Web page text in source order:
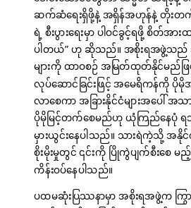
ဆက်ဆံရေးရှိဖို့နဲ့ အရှိန်အဟုန်နဲ့ တိုးတ
ရဲ့ စီးပွားရေးမှာ ပါဝင်ခွင့်ရဖို့ စိတ်အာ
ပါတယ်” ဟု ဆိုသည်။ အစိုးရအဖွဲ့သည် အ
များကို ထာဝစဉ် အမြတ်ထုတ်နိုင်မည်ဖြ
လုပ်ဆောင်ခြင်းဖြင့် အမေရိကန်ကို ပိုမို
လာစေကာ အခြားနိုင်ငံများအပေါ် အသ
ပိုမိုမြင့်တက်စေမည်ဟု ယုံကြည်နေပုံ
မှားယွင်းနေပါသည်။ သားရဲကဲ့သို့ အနို
စိုးမိုးမှုတွင် ၎င်းကို ပြိုကွဲပျက်စီးစေ မည့်
ကိန်းဝပ်နေပါသည်။
ပထမဆုံးပြဿနာမှာ အစိုးရအဖွဲ့က ကြွား